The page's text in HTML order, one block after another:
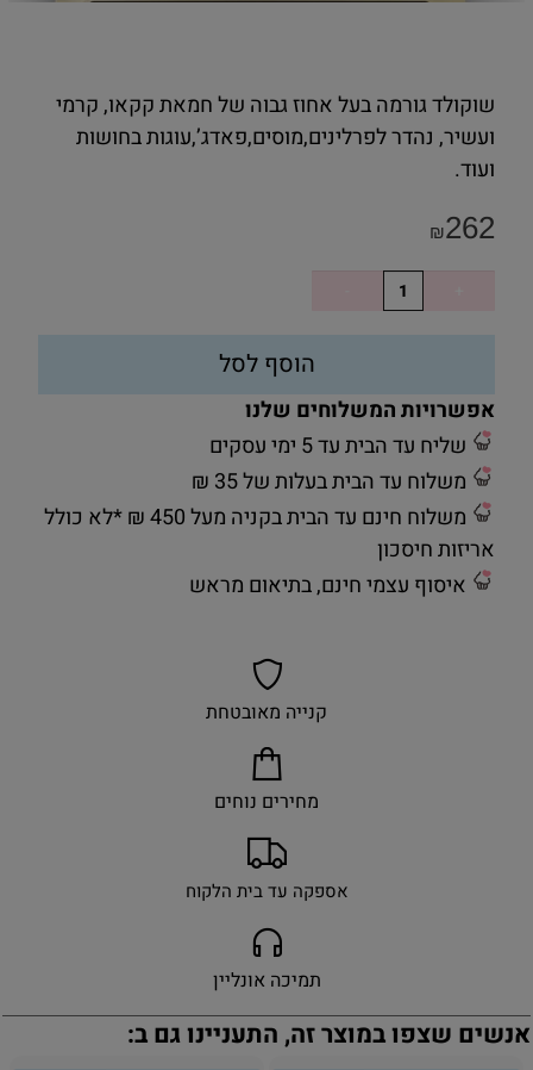
שוקולד גורמה בעל אחוז גבוה של חמאת קקאו, קרמי
ועשיר, נהדר לפרלינים,מוסים,פאדג’,עוגות בחושות
ועוד.
₪262
הוסף לסל
אפשרויות המשלוחים שלנו
שליח עד הבית עד 5 ימי עסקים
משלוח עד הבית בעלות של 35 ₪
משלוח חינם עד הבית בקניה מעל 450 ₪ *לא כולל
אריזות חיסכון
איסוף עצמי חינם, בתיאום מראש
קנייה מאובטחת
מחירים נוחים
אספקה עד בית הלקוח
תמיכה אונליין
אנשים שצפו במוצר זה, התעניינו גם ב: